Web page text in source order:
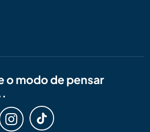
o modo de pensar